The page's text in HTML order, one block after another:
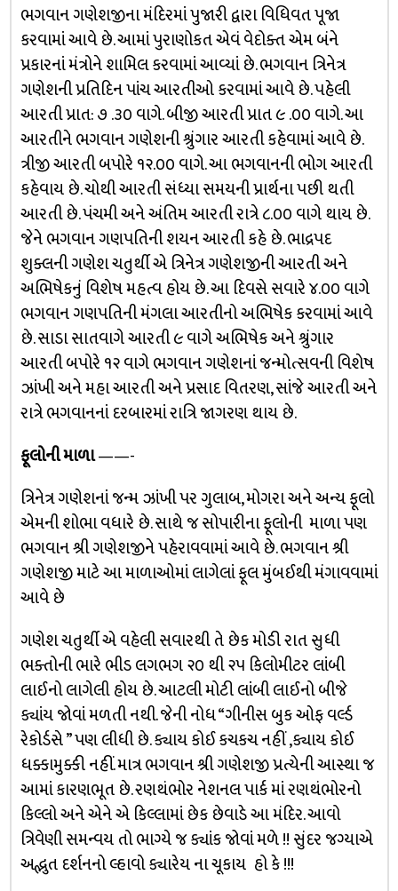
ભગવાન ગણેશજીના મંદિરમાં પુજારી દ્વારા વિધિવત પૂજા
કરવામાં આવે છે. આમાં પુરાણોકત એવં વેદોક્ત એમ બંને
પ્રકારનાં મંત્રોને શામિલ કરવામાં આવ્યાં છે. ભગવાન ત્રિનેત્ર
ગણેશની પ્રતિદિન પાંચ આરતીઓ કરવામાં આવે છે. પહેલી
આરતી પ્રાત: ૭ .૩૦ વાગે. બીજી આરતી પ્રાત ૯ .૦૦ વાગે. આ
આરતીને ભગવાન ગણેશની શ્રુંગાર આરતી કહેવામાં આવે છે.
ત્રીજી આરતી બપોરે ૧૨.૦૦ વાગે. આ ભગવાનની ભોગ આરતી
કહેવાય છે. ચોથી આરતી સંધ્યા સમયની પ્રાર્થના પછી થતી
આરતી છે. પંચમી અને અંતિમ આરતી રાત્રે ૮.૦૦ વાગે થાય છે.
જેને ભગવાન ગણપતિની શયન આરતી કહે છે. ભાદ્રપદ
શુક્લની ગણેશ ચતુર્થી એ ત્રિનેત્ર ગણેશજીની આરતી અને
અભિષેકનું વિશેષ મહત્વ હોય છે. આ દિવસે સવારે ૪.૦૦ વાગે
ભગવાન ગણપતિની મંગલા આરતીનો અભિષેક કરવામાં આવે
છે. સાડા સાતવાગે આરતી ૯ વાગે અભિષેક અને શ્રુંગાર
આરતી બપોરે ૧૨ વાગે ભગવાન ગણેશનાં જન્મોત્સવની વિશેષ
ઝાંખી અને મહા આરતી અને પ્રસાદ વિતરણ, સાંજે આરતી અને
રાત્રે ભગવાનનાં દરબારમાં રાત્રિ જાગરણ થાય છે.
ફૂલોની માળા——-
ત્રિનેત્ર ગણેશનાં જન્મ ઝાંખી પર ગુલાબ, મોગરા અને અન્ય ફૂલો
એમની શોભા વધારે છે. સાથે જ સોપારીના ફૂલોની માળા પણ
ભગવાન શ્રી ગણેશજીને પહેરાવવામાં આવે છે. ભગવાન શ્રી
ગણેશજી માટે આ માળાઓમાં લાગેલાં ફૂલ મુંબઈથી મંગાવવામાં
આવે છે
ગણેશ ચતુર્થી એ વહેલી સવારથી તે છેક મોડી રાત સુધી
ભક્તોની ભારે ભીડ લગભગ ૨૦ થી ૨૫ કિલોમીટર લાંબી
લાઈનો લાગેલી હોય છે. આટલી મોટી લાંબી લાઈનો બીજે
ક્યાંય જોવાં મળતી નથી. જેની નોધ “ગીનીસ બુક ઓફ વર્લ્ડ
રેકોર્ડસે ” પણ લીધી છે. ક્યાય કોઈ કચકચ નહીં ,ક્યાય કોઈ
ધક્કામુક્કી નહીં. માત્ર ભગવાન શ્રી ગણેશજી પ્રત્યેની આસ્થા જ
આમાં કારણભૂત છે. રણથંભોર નેશનલ પાર્ક માં રણથંભોરનો
કિલ્લો અને એને એ કિલ્લામાં છેક છેવાડે આ મંદિર. આવો
ત્રિવેણી સમન્વય તો ભાગ્યે જ ક્યાંક જોવાં મળે !! સુંદર જગ્યાએ
અદ્ભુત દર્શનનો લ્હાવો ક્યારેય ના ચૂકાય હો કે !!!